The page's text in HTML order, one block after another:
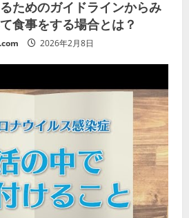
ためのガイドラインからみ
食事をする場合とは？
2026年2月8日